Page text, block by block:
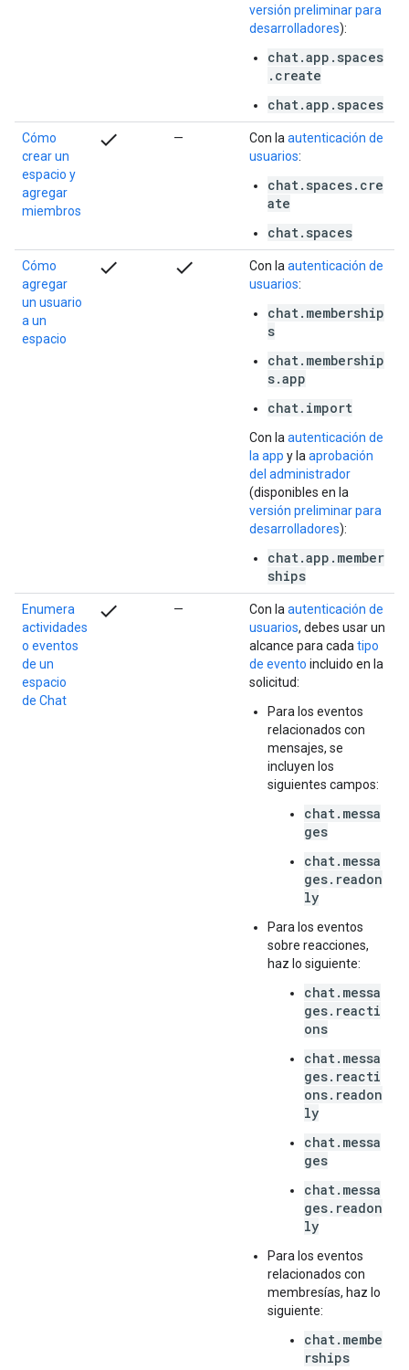
versión preliminar para
desarrolladores):
chat.app.spaces
.create
chat.app.spaces
Cómo
crear un
espacio y
agregar
miembros
check — Con la autenticación de
usuarios:
chat.spaces.cre
ate
chat.spaces
Cómo
agregar
un usuario
a un
espacio
check check Con la autenticación de
usuarios:
chat.membership
s
chat.membership
s.app
chat.import
Con la autenticación de
la app y la aprobación
del administrador
(disponibles en la
versión preliminar para
desarrolladores):
chat.app.member
ships
Enumera
actividades
o eventos
de un
espacio
de Chat
check — Con la autenticación de
usuarios, debes usar un
alcance para cada tipo
de evento incluido en la
solicitud:
Para los eventos
relacionados con
mensajes, se
incluyen los
siguientes campos:
chat.messa
ges
chat.messa
ges.readon
ly
Para los eventos
sobre reacciones,
haz lo siguiente:
chat.messa
ges.reacti
ons
chat.messa
ges.reacti
ons.readon
ly
chat.messa
ges
chat.messa
ges.readon
ly
Para los eventos
relacionados con
membresías, haz lo
siguiente:
chat.membe
rships